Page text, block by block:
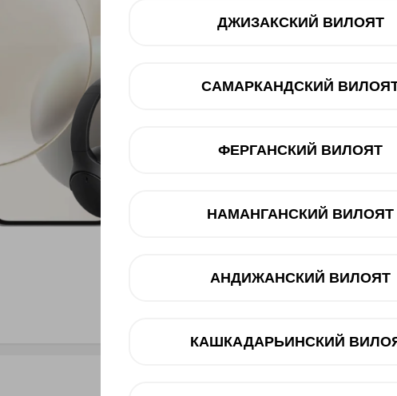
3
12 oy
Telegram
ДЖИЗАКСКИЙ ВИЛОЯТ
САМАРКАНДСКИЙ
ФЕРГАНСКИЙ ВИЛОЯТ
НАМАНГАНСКИЙ ВИЛОЯТ
АНДИЖАНСКИЙ ВИЛОЯТ
КАШКАДАРЬИНСКИЙ